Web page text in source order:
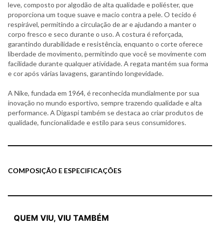
leve, composto por algodão de alta qualidade e poliéster, que
proporciona um toque suave e macio contra a pele. O tecido é
respirável, permitindo a circulação de ar e ajudando a manter o
corpo fresco e seco durante o uso. A costura é reforçada,
garantindo durabilidade e resistência, enquanto o corte oferece
liberdade de movimento, permitindo que você se movimente com
facilidade durante qualquer atividade. A regata mantém sua forma
e cor após várias lavagens, garantindo longevidade.
A Nike, fundada em 1964, é reconhecida mundialmente por sua
inovação no mundo esportivo, sempre trazendo qualidade e alta
performance. A Digaspi também se destaca ao criar produtos de
qualidade, funcionalidade e estilo para seus consumidores.
COMPOSIÇÃO E ESPECIFICAÇÕES
QUEM VIU, VIU TAMBÉM